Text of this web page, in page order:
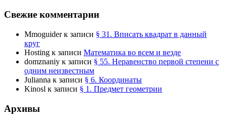
Свежие комментарии
Mmoguiderк записи § 31. Вписать квадрат в данный
круг
Hosting к записи Математика во всем и везде
domznaniy к записи § 55. Неравенство первой степени с
одним неизвестным
Julianna к записи § 6. Координаты
Kinosl к записи § 1. Предмет геометрии
Архивы